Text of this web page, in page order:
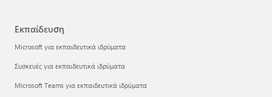
Εκπαίδευση
Microsoft για εκπαιδευτικά ιδρύματα
Συσκευές για εκπαιδευτικά ιδρύματα
Microsoft Teams για εκπαιδευτικά ιδρύματα